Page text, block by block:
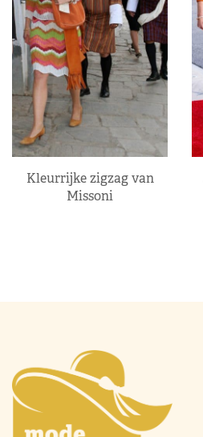
Kleurrijke zigzag van
Missoni